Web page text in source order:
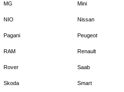
MG Mini
NIO Nissan
Pagani Peugeot
RAM Renault
Rover Saab
Skoda Smart